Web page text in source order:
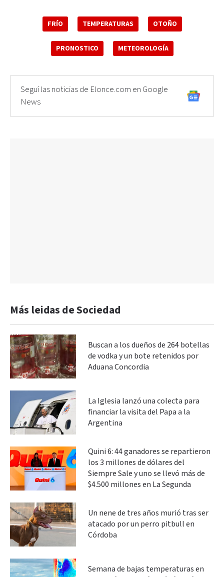
FRÍO TEMPERATURAS OTOÑO
PRONOSTICO METEOROLOGÍA
Seguí las noticias de Elonce.com en Google
News
Más leidas de Sociedad
Buscan a los dueños de 264 botellas
de vodka y un bote retenidos por
Aduana Concordia
La Iglesia lanzó una colecta para
financiar la visita del Papa a la
Argentina
Quini 6: 44 ganadores se repartieron
los 3 millones de dólares del
Siempre Sale y uno se llevó más de
$4.500 millones en La Segunda
Un nene de tres años murió tras ser
atacado por un perro pitbull en
Córdoba
Semana de bajas temperaturas en